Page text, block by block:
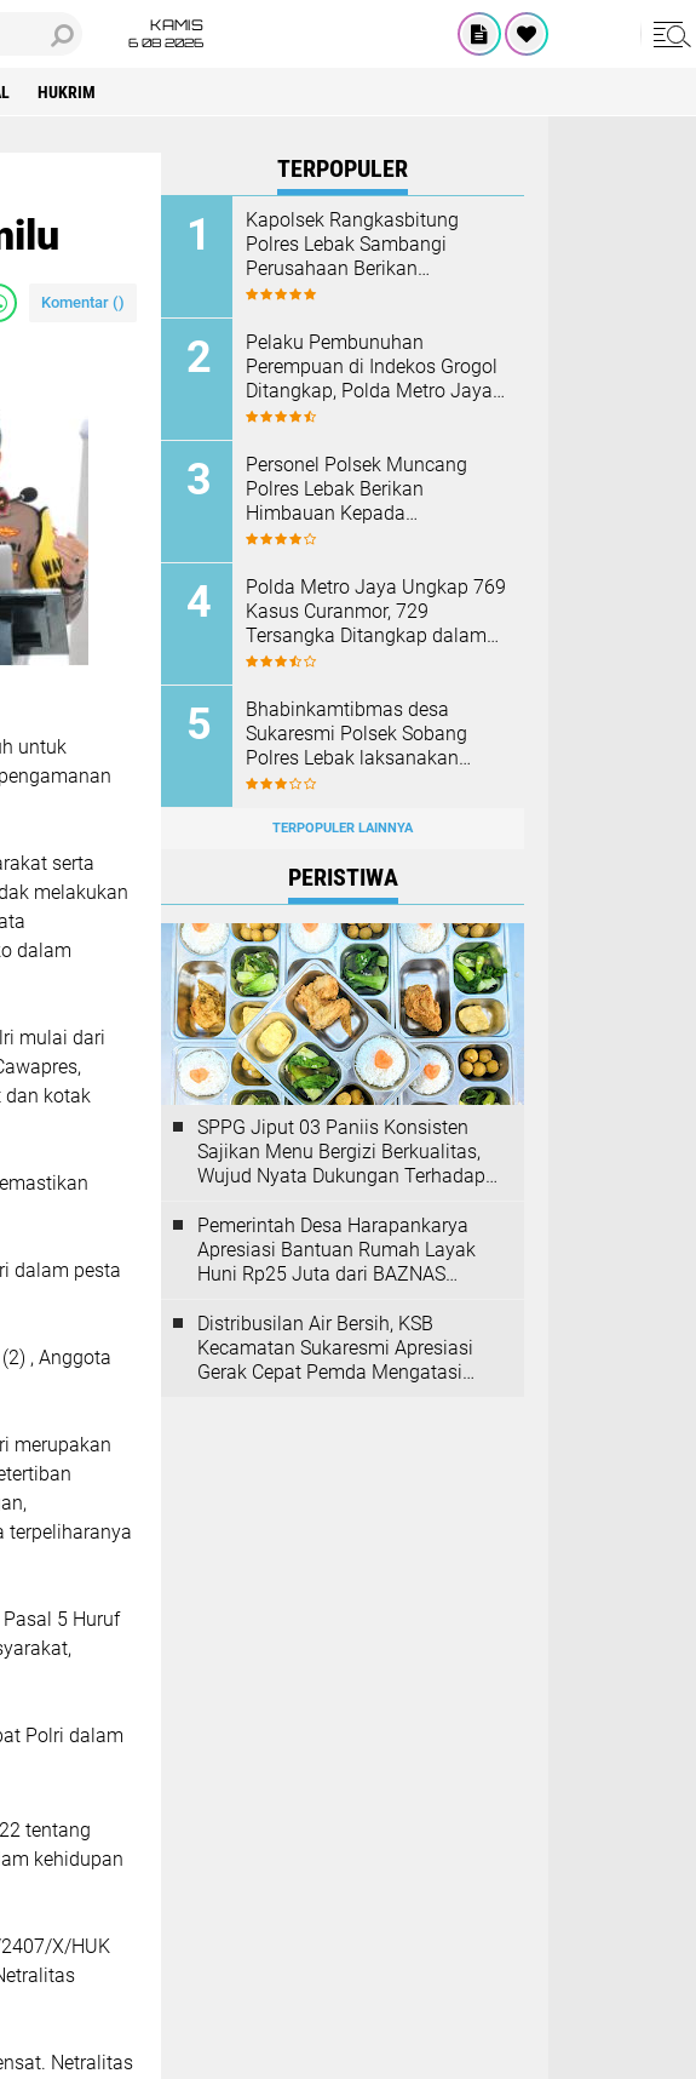
KAMIS
6 08 2026
HUKRIM
Komentar ()
untuk
serta
melakukan
dalam
mulai dari
dan kotak
dalam pesta
, Anggota
merupakan
terpeliharanya
5 Huruf
Polri dalam
tentang
kehidupan
X/HUK
Netralitas
TERPOPULER
Kapolsek Rangkasbitung
Polres Lebak Sambangi
Perusahaan Berikan
Himbauan Cegah Kebakaran
Pelaku Pembunuhan
Perempuan di Indekos Grogol
Ditangkap, Polda Metro Jaya
Sita Palu dan Sejumlah
Personel Polsek Muncang
Polres Lebak Berikan
Himbauan Kepada
Masyarakat Agar Tidak
Polda Metro Jaya Ungkap 769
Kasus Curanmor, 729
Tersangka Ditangkap dalam
Operasi Berantas Jaya 2026‎
Bhabinkamtibmas desa
Sukaresmi Polsek Sobang
Polres Lebak laksanakan
Sambang di Desa binaanya
TERPOPULER LAINNYA
PERISTIWA
SPPG Jiput 03 Paniis Konsisten
Sajikan Menu Bergizi Berkualitas,
Wujud Nyata Dukungan Terhadap
Pemerintah Desa Harapankarya
Apresiasi Bantuan Rumah Layak
Huni Rp25 Juta dari BAZNAS
Distribusilan Air Bersih, KSB
Kecamatan Sukaresmi Apresiasi
Gerak Cepat Pemda Mengatasi